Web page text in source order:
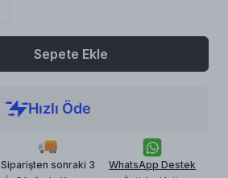
Sepete Ekle
Siparişten sonraki 3
WhatsApp Destek